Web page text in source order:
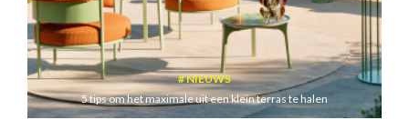
NIEUWS
5 tips om het maximale uit een klein terras te halen